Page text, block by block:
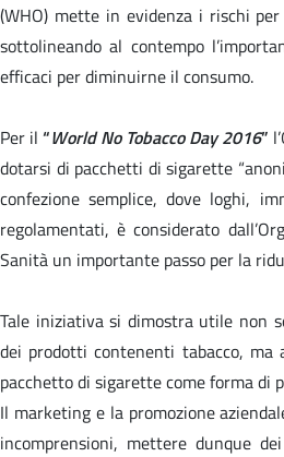
(WHO) mette in evidenza i rischi
sottolineando al contempo
efficaci per diminuirne il consumo.
Per il “World No Tobacco Day 2016”
dotarsi di pacchetti di sigarette
confezione semplice, dove loghi,
regolamentati, è considerato
Sanità un importante passo per la
Tale iniziativa si dimostra utile non
dei prodotti contenenti tabacco, ma
pacchetto di sigarette come forma di
Il marketing e la promozione
incomprensioni, mettere dunque